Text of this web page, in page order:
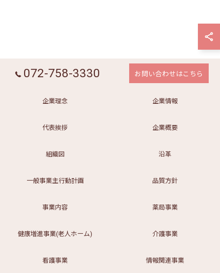
072-758-3330 お問い合わせはこちら
企業理念 企業情報
代表挨拶 企業概要
組織図 沿革
一般事業主行動計画 品質方針
事業内容 薬局事業
健康増進事業(老人ホーム) 介護事業
看護事業 情報関連事業